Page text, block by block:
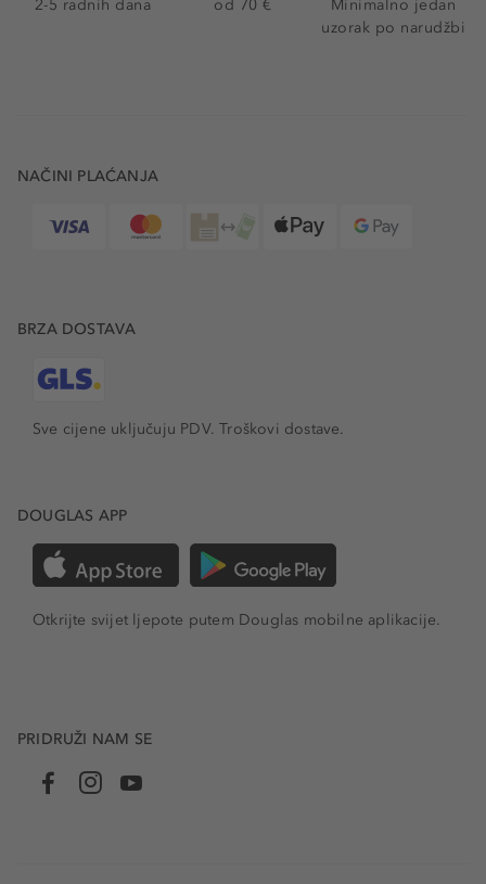
2-5 radnih dana od 70 €
Minimalno jedan
uzorak po narudžbi
NAČINI PLAĆANJA
BRZA DOSTAVA
Sve cijene uključuju PDV.Troškovi dostave.
DOUGLAS APP
Otkrijte svijet ljepote putem Douglas mobilne aplikacije.
PRIDRUŽI NAM SE